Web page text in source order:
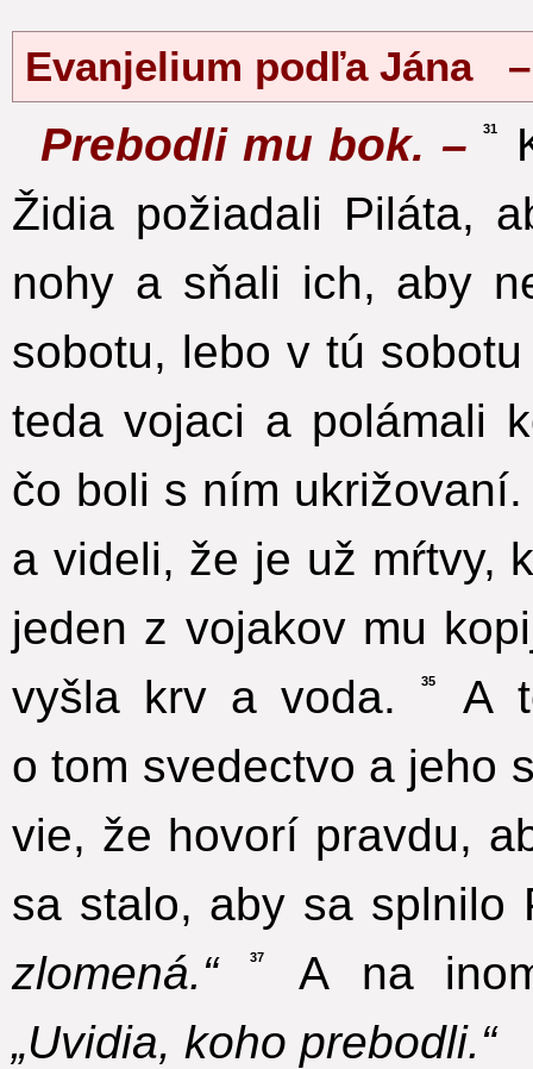
Evanjelium podľa Jána
Prebodli mu bok. – 31
Židia požiadali Piláta,
nohy a sňali ich, aby
sobotu, lebo v tú
teda vojaci a polámali
čo boli s ním ukrižovaní.
a videli, že je už mŕtvy,
jeden z vojakov mu
vyšla krv a voda.
35
A
o tom svedectvo a jeho
vie, že hovorí pravdu,
sa stalo, aby sa splnilo
zlomená.“
37
A na
„Uvidia, koho prebodli.“